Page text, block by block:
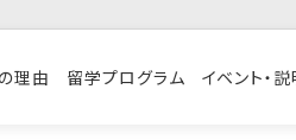
理由 留学プログラム イベント・